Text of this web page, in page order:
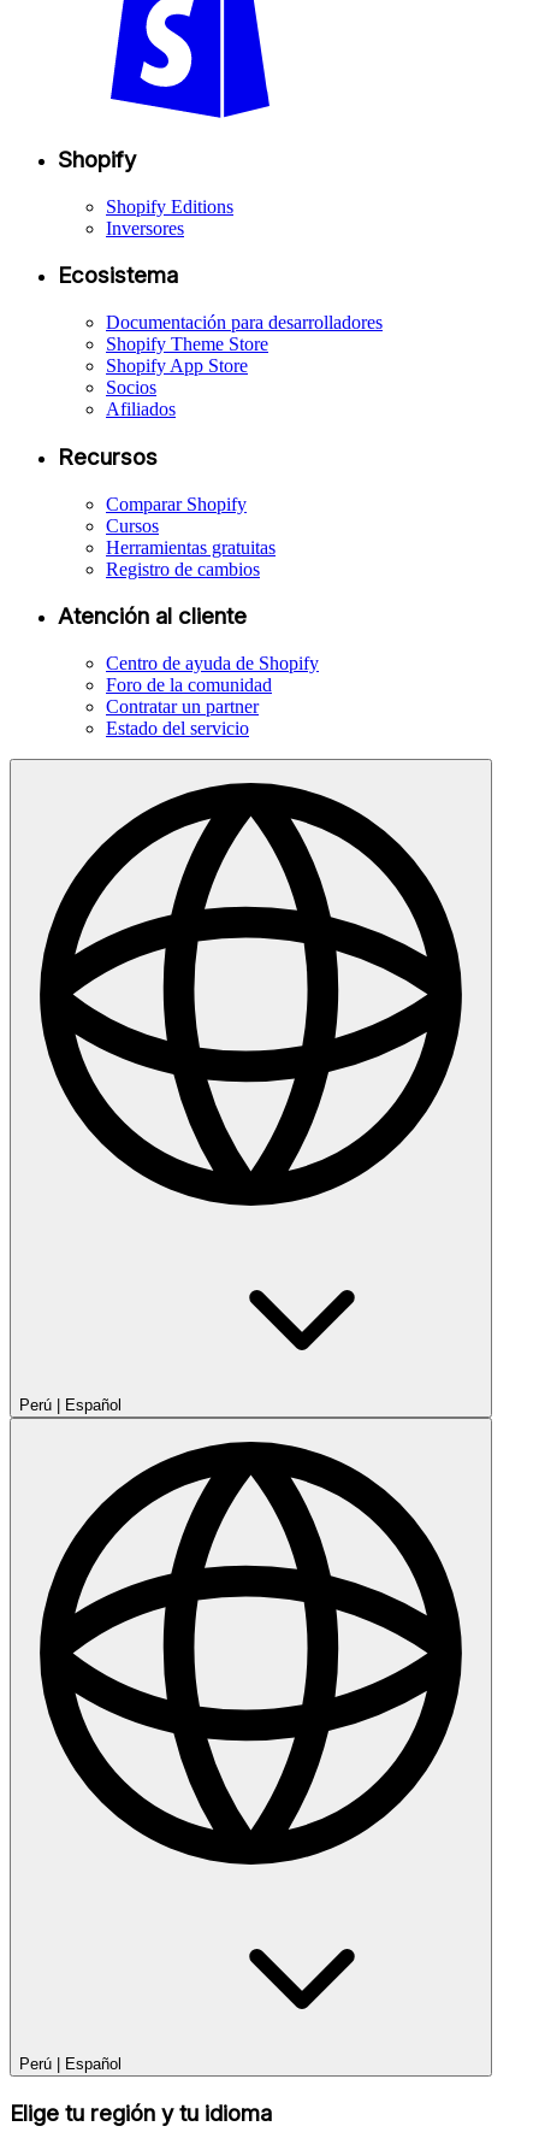
Shopify
Shopify Editions
Inversores
Ecosistema
Documentación para desarrolladores
Shopify Theme Store
Shopify App Store
Socios
Afiliados
Recursos
Comparar Shopify
Cursos
Herramientas gratuitas
Registro de cambios
Atención al cliente
Centro de ayuda de Shopify
Foro de la comunidad
Contratar un partner
Estado del servicio
Perú Español
Perú Español
Elige tu región y tu idioma